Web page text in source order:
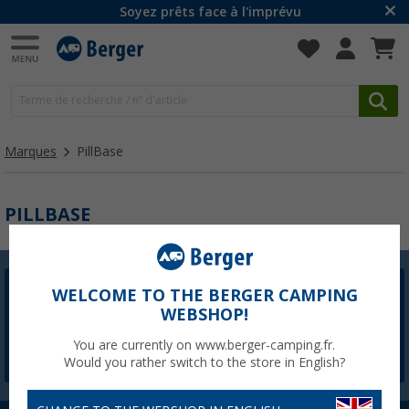
Soyez prêts face à l'imprévu
Marques PillBase
PILLBASE
Newsletter Berger
L'inscription à la newsletter n'est actuellement pas
disponible. Nous corrigerons le problème dès que
possible.
WELCOME TO THE BERGER CAMPING
WEBSHOP!
You are currently on www.berger-camping.fr.
Would you rather switch to the store in English?